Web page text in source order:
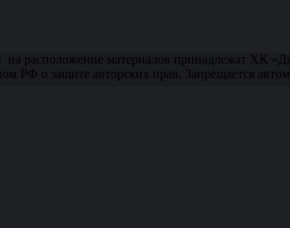
расположение материалов принадлежат ХК
РФ о защите авторских прав. Запрещается